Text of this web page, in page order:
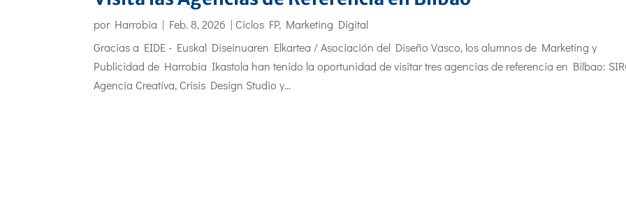
por Harrobia | Feb. 8, 2026 | Ciclos FP, Marketing Digital
Gracias a EIDE - Euskal Diseinuaren Elkartea / Asociación del Diseño Vasco, los alumnos de Marketing y
Publicidad de Harrobia Ikastola han tenido la oportunidad de visitar tres agencias de referencia en Bilbao:
Agencia Creativa, Crisis Design Studio y...